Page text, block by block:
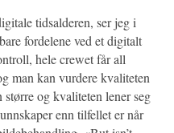
tidsalderen, ser jeg i
fordelene ved et digitalt
hele crewet får all
man kan vurdere kvaliteten
og kvaliteten lener seg
enn tilfellet er når